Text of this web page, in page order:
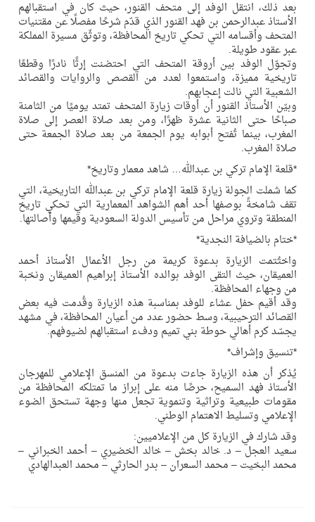
بعد ذلك، انتقل الوفد إلى متحف القنور، حيث كان في استقبالهم
الأستاذ عبدالرحمن بن فهد القنور الذي قدّم شرحًا مفصلًا عن مقتنيات
المتحف وأقسامه التي تحكي تاريخ المحافظة، وتوثّق مسيرة المملكة
عبر عقود طويلة.
وتجوّل الوفد بين أروقة المتحف التي احتضنت إرثًا نادرًا وقطعًا
تاريخية مميزة، واستمعوا لعدد من القصص والروايات والقصائد
الشعبية التي نالت إعجابهم.
وبيّن الأستاذ القنور أن أوقات زيارة المتحف تمتد يوميًا من الثامنة
صباحًا حتى الثانية عشرة ظهرًا، ومن بعد صلاة العصر إلى صلاة
المغرب، بينما تُفتح أبوابه يوم الجمعة من بعد صلاة الجمعة حتى
صلاة المغرب.
*قلعة الإمام تركي بن عبدالله… شاهد معمار وتاريخ*
كما شملت الجولة زيارة قلعة الإمام تركي بن عبدالله التاريخية، التي
تقف شامخةً بوصفها أحد أهم الشواهد المعمارية التي تحكي تاريخ
المنطقة وتروي مراحل من تأسيس الدولة السعودية وقيمها وأصالتها.
*ختام بالضيافة النجدية*
واختُتمت الزيارة بدعوة كريمة من رجل الأعمال الأستاذ أحمد
العميقان، حيث التقى الوفد بوالده الأستاذ إبراهيم العميقان ونخبة
من وجهاء المحافظة.
وقد أقيم حفل عشاء للوفد بمناسبة هذه الزيارة وقُدمت فيه بعض
القصائد الترحيبية، وسط حضور عدد من أعيان المحافظة، في مشهد
يجسّد كرم أهالي حوطة بني تميم ودفء استقبالهم لضيوفهم.
*تنسيق وإشراف*
يُذكر أن هذه الزيارة جاءت بدعوة من المنسق الإعلامي للمهرجان
الأستاذ فهد السميح، حرصًا منه على إبراز ما تمتلكه المحافظة من
مقومات طبيعية وتراثية وتنموية تجعل منها وجهة تستحق الضوء
الإعلامي وتسليط الاهتمام الوطني.
وقد شارك في الزيارة كل من الإعلاميين:
سعيد العجل – د. خالد بخش – خالد الخضيري – أحمد الخبراني –
محمد البخيت – محمد السعران – بدر الحارثي – محمد العبدالهادي